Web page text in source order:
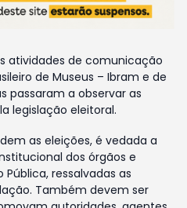
atividades de comunicação
de Museus – Ibram e de
passaram a observar as
legislação eleitoral.
as eleições, é vedada a
dos órgãos e
ressalvadas as
Também devem ser